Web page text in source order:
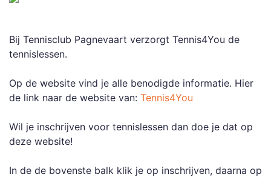
Bij Tennisclub Pagnevaart verzorgt Tennis4You de
tennislessen.
Op de website vind je alle benodigde informatie. Hier
de link naar de website van: Tennis4You
Wil je inschrijven voor tennislessen dan doe je dat op
deze website!
In de de bovenste balk klik je op inschrijven, daarna op